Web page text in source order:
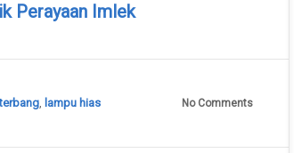
Perayaan Imlek
, lampu hias No Comments